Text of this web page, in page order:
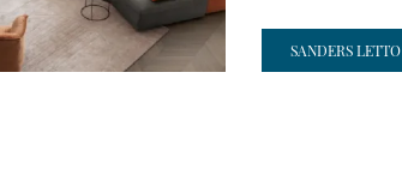
SANDERS LETTO